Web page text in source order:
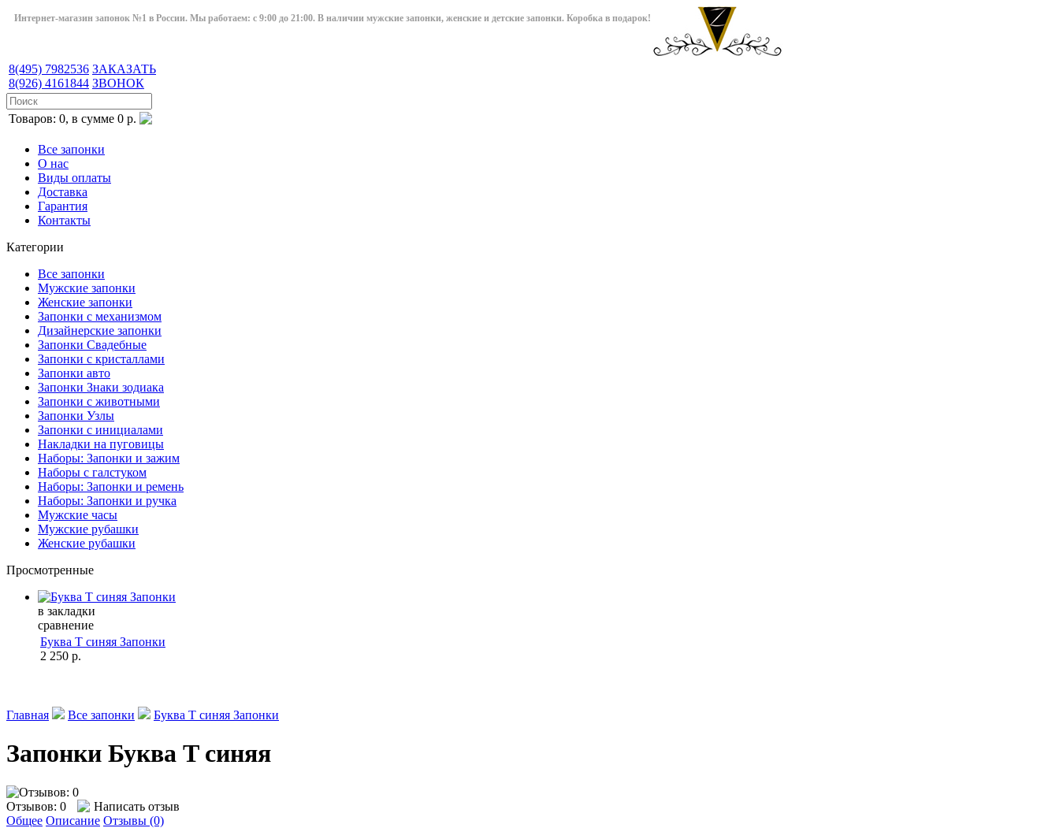
Интернет-магазин запонок №1 в России. Мы работаем: с 9:00 до 21:00. В наличии мужские запонки, женские и детские запонки. Коробка в подарок!
8(495) 7982536
8(926) 4161844
ЗАКАЗАТЬ
ЗВОНОК
Товаров: 0, в сумме 0 р.
Все запонки
О нас
Виды оплаты
Доставка
Гарантия
Контакты
Категории
Все запонки
Мужские запонки
Женские запонки
Запонки с механизмом
Дизайнерские запонки
Запонки Свадебные
Запонки с кристаллами
Запонки авто
Запонки Знаки зодиака
Запонки с животными
Запонки Узлы
Запонки с инициалами
Накладки на пуговицы
Наборы: Запонки и зажим
Наборы с галстуком
Наборы: Запонки и ремень
Наборы: Запонки и ручка
Мужские часы
Мужские рубашки
Женские рубашки
Просмотренные
в закладки
сравнение
Буква T синяя Запонки
2 250 р.
Главная Все запонки Буква T синяя Запонки
Запонки Буква T синяя
Отзывов: 0
Написать отзыв
Общее Описание Отзывы (0)